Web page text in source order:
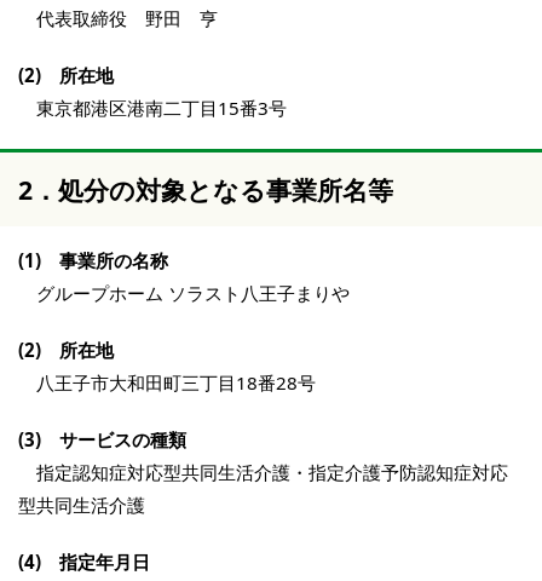
代表取締役 野田 亨
(2) 所在地
東京都港区港南二丁目15番3号
2．処分の対象となる事業所名等
(1) 事業所の名称
グループホーム ソラスト八王子まりや
(2) 所在地
八王子市大和田町三丁目18番28号
(3) サービスの種類
指定認知症対応型共同生活介護・指定介護予防認知症対応
型共同生活介護
(4) 指定年月日